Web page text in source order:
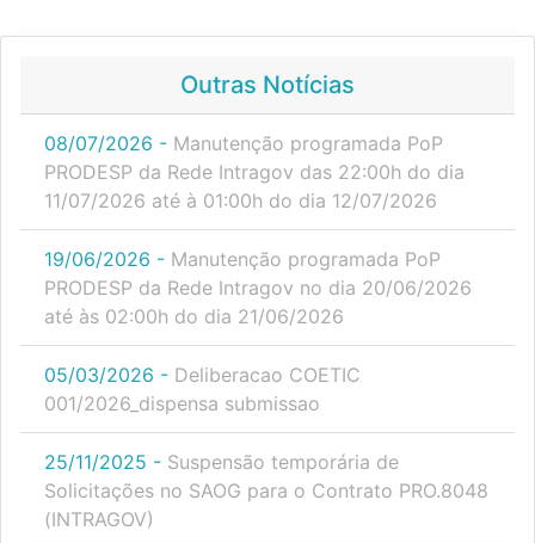
Outras Notícias
08/07/2026 - Manutenção programada PoP
PRODESP da Rede Intragov das 22:00h do dia
11/07/2026 até à 01:00h do dia 12/07/2026
19/06/2026 - Manutenção programada PoP
PRODESP da Rede Intragov no dia 20/06/2026
até às 02:00h do dia 21/06/2026
05/03/2026 - Deliberacao COETIC
001/2026_dispensa submissao
25/11/2025 - Suspensão temporária de
Solicitações no SAOG para o Contrato PRO.8048
(INTRAGOV)